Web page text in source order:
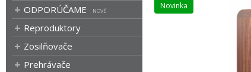
ODPORÚČAME
Reproduktory
Zosilňovače
Prehrávače
Novinka